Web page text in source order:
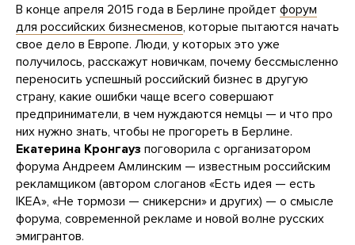
В конце апреля 2015 года в Берлине пройдет форум
для российских бизнесменов, которые пытаются начать
свое дело в Европе. Люди, у которых это уже
получилось, расскажут новичкам, почему бессмысленно
переносить успешный российский бизнес в другую
страну, какие ошибки чаще всего совершают
предприниматели, в чем нуждаются немцы — и что про
них нужно знать, чтобы не прогореть в Берлине.
Екатерина Кронгауз поговорила с организатором
форума Андреем Амлинским — известным российским
рекламщиком (автором слоганов «Есть идея — есть
IKEA», «Не тормози — сникерсни» и других) — о смысле
форума, современной рекламе и новой волне русских
эмигрантов.